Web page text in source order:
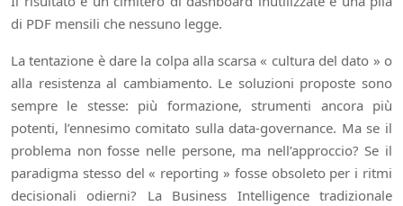
di PDF mensili che nessuno legge.
La tentazione è dare la colpa alla scarsa « cultura del dato » o
alla resistenza al cambiamento. Le soluzioni proposte sono
sempre le stesse: più formazione, strumenti ancora più
potenti, l’ennesimo comitato sulla data-governance. Ma se il
problema non fosse nelle persone, ma nell’approccio? Se il
paradigma stesso del « reporting » fosse obsoleto per i ritmi
decisionali odierni? La Business Intelligence tradizionale